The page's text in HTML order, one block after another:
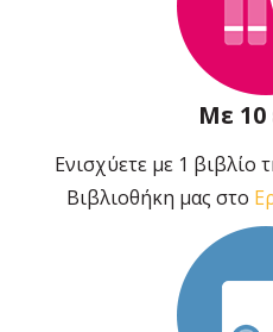
Με
Ενισχύετε με 1 βιβλίο
Βιβλιοθήκη μας στο